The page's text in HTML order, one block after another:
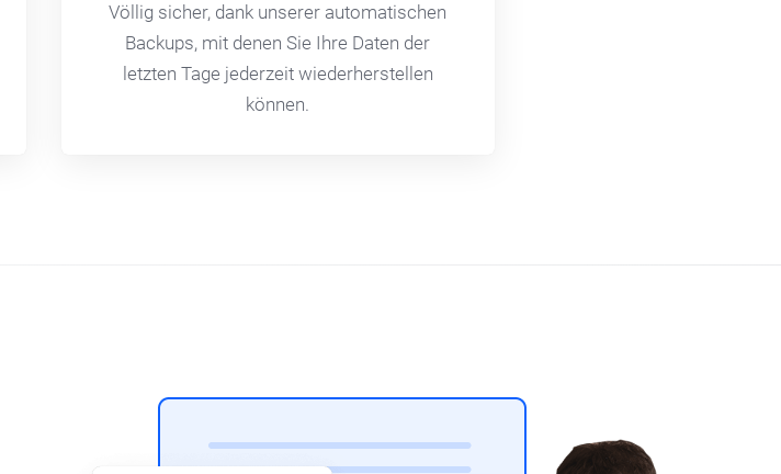
Völlig sicher, dank unserer automatischen
Backups, mit denen Sie Ihre Daten der
letzten Tage jederzeit wiederherstellen
können.